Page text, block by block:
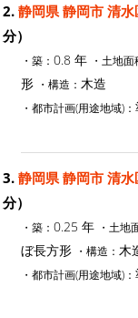
2. 静岡県 静岡市 清水
分）
・築： 0.8 年 ・土地面
形 ・構造： 木造
・都市計画(用途地域)：
3. 静岡県 静岡市 清水
分）
・築： 0.25 年 ・土地
ぼ長方形 ・構造： 木
・都市計画(用途地域)：